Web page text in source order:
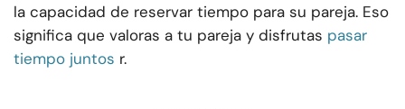
la capacidad de reservar tiempo para su pareja. Eso
significa que valoras a tu pareja y disfrutas pasar
tiempo juntos r.